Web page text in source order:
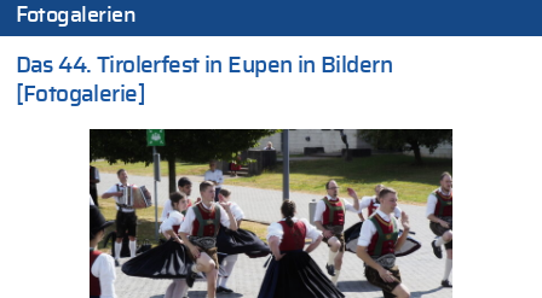
08.08.2026 - 14:54 von Alfons van Compernolle zu
mehr als 111 Millionen €
08.08.2026 - 14:47 von Peer Wermuth zu
Leipzig, Mechernich und die Frage: Wer steckt hinter den
Drohnen mit Strengstoff? War es Russland?
08.08.2026 - 14:29 von Achso Dax zu
In Belgien missachten zwei von drei Autofahrern das
Tempolimit in 30er-Zonen – Untersuchung von Vias
08.08.2026 - 13:23 von Hugo Egon Bernhard von Sinnen zu
Leipzig, Mechernich und die Frage: Wer steckt hinter den
Fotogalerien
Das 44. Tirolerfest in Eupen in Bildern
[Fotogalerie]